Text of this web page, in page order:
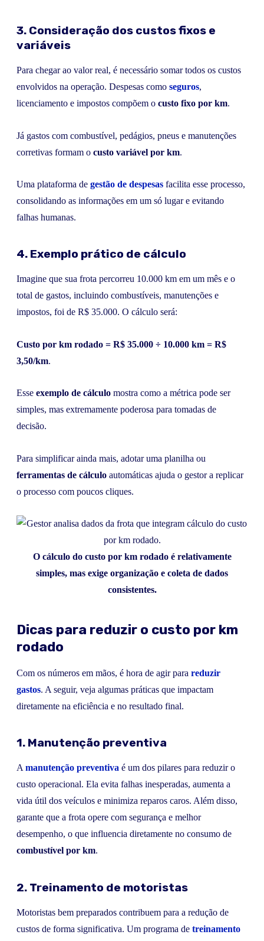
3. Consideração dos custos fixos e
variáveis
Para chegar ao valor real, é necessário somar todos os custos
envolvidos na operação. Despesas como seguros,
licenciamento e impostos compõem o custo fixo por km.
Já gastos com combustível, pedágios, pneus e manutenções
corretivas formam o custo variável por km.
Uma plataforma de gestão de despesas facilita esse processo,
consolidando as informações em um só lugar e evitando
falhas humanas.
4. Exemplo prático de cálculo
Imagine que sua frota percorreu 10.000 km em um mês e o
total de gastos, incluindo combustíveis, manutenções e
impostos, foi de R$ 35.000. O cálculo será:
Custo por km rodado = R$ 35.000 ÷ 10.000 km = R$
3,50/km.
Esse exemplo de cálculo mostra como a métrica pode ser
simples, mas extremamente poderosa para tomadas de
decisão.
Para simplificar ainda mais, adotar uma planilha ou
ferramentas de cálculo automáticas ajuda o gestor a replicar
o processo com poucos cliques.
O cálculo do custo por km rodado é relativamente
simples, mas exige organização e coleta de dados
consistentes.
Dicas para reduzir o custo por km
rodado
Com os números em mãos, é hora de agir para reduzir
gastos. A seguir, veja algumas práticas que impactam
diretamente na eficiência e no resultado final.
1. Manutenção preventiva
Amanutenção preventiva é um dos pilares para reduzir o
custo operacional. Ela evita falhas inesperadas, aumenta a
vida útil dos veículos e minimiza reparos caros. Além disso,
garante que a frota opere com segurança e melhor
desempenho, o que influencia diretamente no consumo de
combustível por km.
2. Treinamento de motoristas
Motoristas bem preparados contribuem para a redução de
custos de forma significativa. Um programa de treinamento